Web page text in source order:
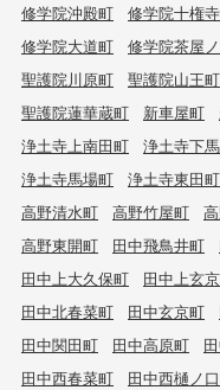
修学院沖殿町
修学院十権
修学院大道町
修学院茶屋
聖護院川原町
聖護院山王町
聖護院蓮華蔵町
新車屋町
浄土寺上南田町
浄土寺下
浄土寺馬場町
浄土寺東田町
高野清水町
高野竹屋町
高野東開町
田中飛鳥井町
田中上大久保町
田中上玄
田中北春菜町
田中玄京町
田中関田町
田中高原町
田中西春菜町
田中西樋ノ